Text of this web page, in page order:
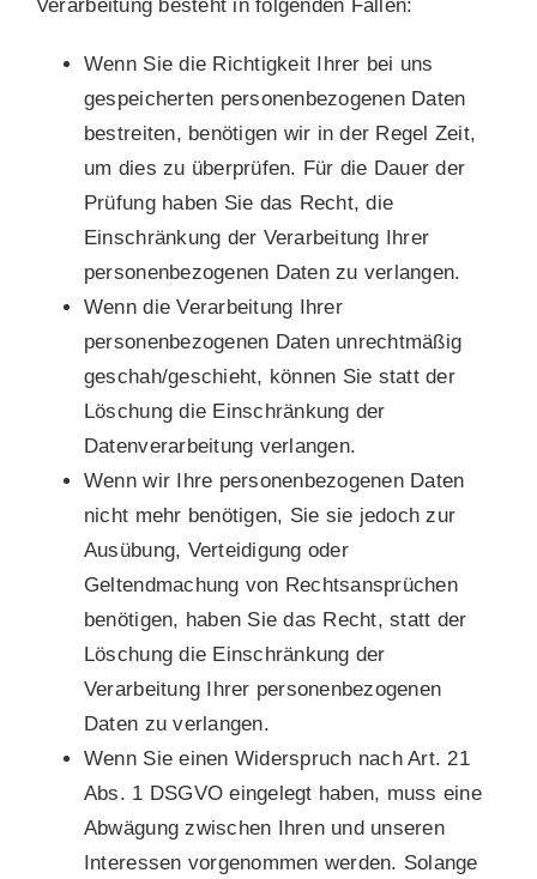
Verarbeitung besteht in folgenden Fällen:
Wenn Sie die Richtigkeit Ihrer bei uns
gespeicherten personenbezogenen Daten
bestreiten, benötigen wir in der Regel Zeit,
um dies zu überprüfen. Für die Dauer der
Prüfung haben Sie das Recht, die
Einschränkung der Verarbeitung Ihrer
personenbezogenen Daten zu verlangen.
Wenn die Verarbeitung Ihrer
personenbezogenen Daten unrechtmäßig
geschah/geschieht, können Sie statt der
Löschung die Einschränkung der
Datenverarbeitung verlangen.
Wenn wir Ihre personenbezogenen Daten
nicht mehr benötigen, Sie sie jedoch zur
Ausübung, Verteidigung oder
Geltendmachung von Rechtsansprüchen
benötigen, haben Sie das Recht, statt der
Löschung die Einschränkung der
Verarbeitung Ihrer personenbezogenen
Daten zu verlangen.
Wenn Sie einen Widerspruch nach Art. 21
Abs. 1 DSGVO eingelegt haben, muss eine
Abwägung zwischen Ihren und unseren
Interessen vorgenommen werden. Solange